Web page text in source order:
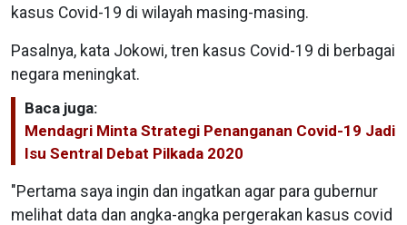
kasus Covid-19 di wilayah masing-masing.
Pasalnya, kata Jokowi, tren kasus Covid-19 di berbagai
negara meningkat.
Baca juga:
Mendagri Minta Strategi Penanganan Covid-19 Jadi
Isu Sentral Debat Pilkada 2020
"Pertama saya ingin dan ingatkan agar para gubernur
melihat data dan angka-angka pergerakan kasus covid